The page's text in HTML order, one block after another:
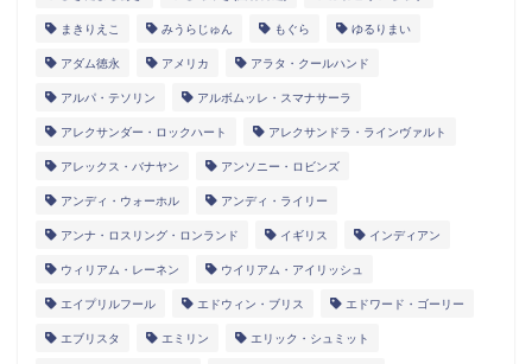
まきりえこ みうらじゅん もぐら ゆるりまい
アダム徳永 アメリカ アラタ・クールハンド
アルパ・テソリン アルボムッレ・スマナサーラ
アレクサンダー・ロックハート アレクサンドラ・ラインヴァルト
アレックス・バナヤン アンソニー・ロビンズ
アンディ・ウォーホル アンディ・ライリー
アンナ・ロスリング・ロンランド イギリス インディアン
ウィリアム・レーネン ウイリアム・アイリッシュ
エイプリルフール エドウィン・ブリス エドワード・ゴーリー
エブリスタ エミリン エリック・シュミット